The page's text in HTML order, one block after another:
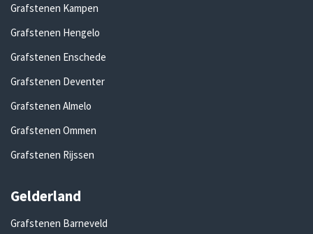
Grafstenen Kampen
Grafstenen Hengelo
Grafstenen Enschede
Grafstenen Deventer
Grafstenen Almelo
Grafstenen Ommen
Grafstenen Rijssen
Gelderland
Grafstenen Barneveld